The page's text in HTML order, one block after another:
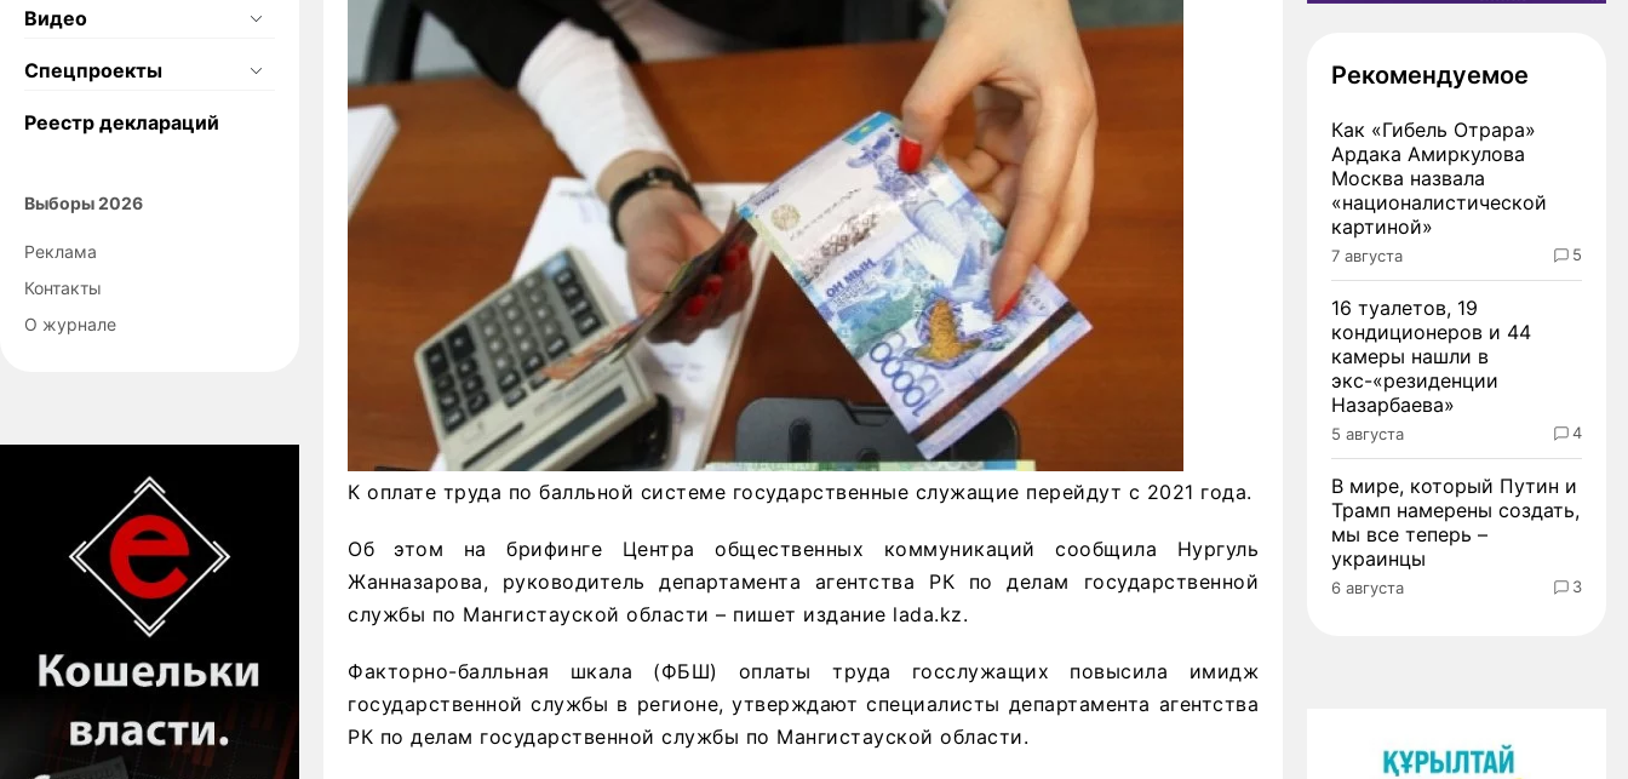
Видео
Спецпроекты
Реестр деклараций
Выборы 2026
Реклама
Контакты
О журнале
К оплате труда по балльной системе государственные служащие перейдут с 2021 года.
Об этом на брифинге Центра общественных коммуникаций сообщила Нургуль
Жанназарова, руководитель департамента агентства РК по делам государственной
службы по Мангистауской области – пишет издание lada.kz.
Факторно-балльная шкала (ФБШ) оплаты труда госслужащих повысила имидж
государственной службы в регионе, утверждают специалисты департамента агентства
РК по делам государственной службы по Мангистауской области.
Рекомендуемое
Как «Гибель Отрара»
Ардака Амиркулова
Москва назвала
«националистической
картиной»
7 августа 5
16 туалетов, 19
кондиционеров и 44
камеры нашли в
экс-«резиденции
Назарбаева»
5 августа 4
В мире, который Путин и
Трамп намерены создать,
мы все теперь –
украинцы
6 августа 3